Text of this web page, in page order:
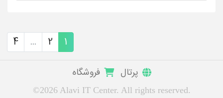
1
2
...
4
پرتال فروشگاه
©2026 Alavi IT Center. All rights reserved.